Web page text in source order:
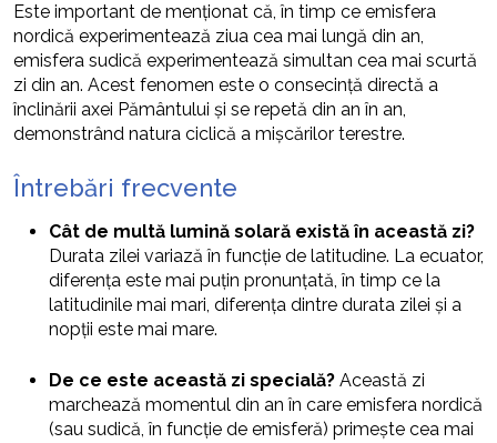
Este important de menționat că, în timp ce emisfera
nordică experimentează ziua cea mai lungă din an,
emisfera sudică experimentează simultan cea mai scurtă
zi din an. Acest fenomen este o consecință directă a
înclinării axei Pământului și se repetă din an în an,
demonstrând natura ciclică a mișcărilor terestre.
Întrebări frecvente
Cât de multă lumină solară există în această zi?
Durata zilei variază în funcție de latitudine. La ecuator,
diferența este mai puțin pronunțată, în timp ce la
latitudinile mai mari, diferența dintre durata zilei și a
nopții este mai mare.
De ce este această zi specială? Această zi
marchează momentul din an în care emisfera nordică
(sau sudică, în funcție de emisferă) primește cea mai